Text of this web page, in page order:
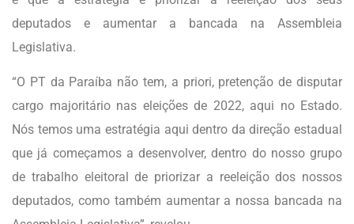
deputados e aumentar a bancada na Assembleia
Legislativa.
“O PT da Paraíba não tem, a priori, pretenção de disputar
cargo majoritário nas eleições de 2022, aqui no Estado.
Nós temos uma estratégia aqui dentro da direção estadual
que já começamos a desenvolver, dentro do nosso grupo
de trabalho eleitoral de priorizar a reeleição dos nossos
deputados, como também aumentar a nossa bancada na